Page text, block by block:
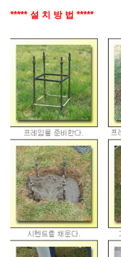
***** 설 치 방 법 *****